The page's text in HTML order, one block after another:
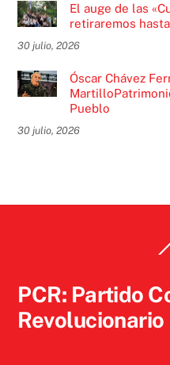
El auge de las
retiraremos
30 julio, 2026
Óscar Chávez
Pueblo
30 julio, 2026
PCR: Partido
Revolucionario